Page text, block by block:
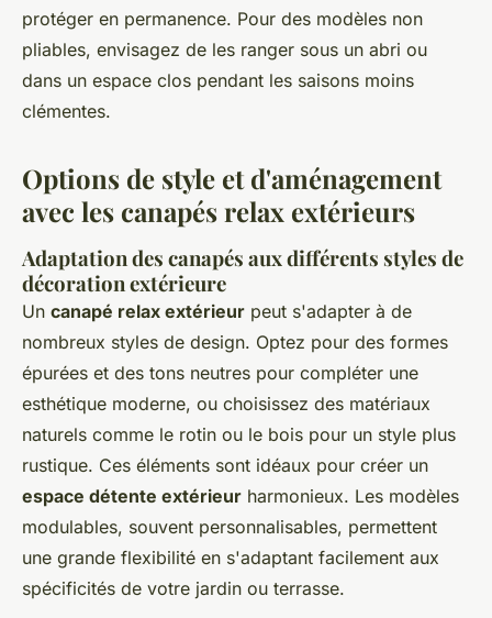
protéger en permanence. Pour des modèles non
pliables, envisagez de les ranger sous un abri ou
dans un espace clos pendant les saisons moins
clémentes.
Options de style et d'aménagement
avec les canapés relax extérieurs
Adaptation des canapés aux différents styles de
décoration extérieure
Un canapé relax extérieur peut s'adapter à de
nombreux styles de design. Optez pour des formes
épurées et des tons neutres pour compléter une
esthétique moderne, ou choisissez des matériaux
naturels comme le rotin ou le bois pour un style plus
rustique. Ces éléments sont idéaux pour créer un
espace détente extérieur harmonieux. Les modèles
modulables, souvent personnalisables, permettent
une grande flexibilité en s'adaptant facilement aux
spécificités de votre jardin ou terrasse.